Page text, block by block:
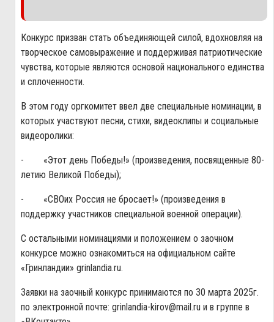
Конкурс призван стать объединяющей силой, вдохновляя на
творческое самовыражение и поддерживая патриотические
чувства, которые являются основой национального единства
и сплоченности.
В этом году оргкомитет ввел две специальные номинации, в
которых участвуют песни, стихи, видеоклипы и социальные
видеоролики:
- «Этот день Победы!» (произведения, посвященные 80-
летию Великой Победы);
- «СВОих Россия не бросает!» (произведения в
поддержку участников специальной военной операции).
С остальными номинациями и положением о заочном
конкурсе можно ознакомиться на официальном сайте
«Гринландии»grinlandia.ru.
Заявки на заочный конкурс принимаются по 30 марта 2025г.
по электронной почте:grinlandia-kirov@mail.ru и в группев